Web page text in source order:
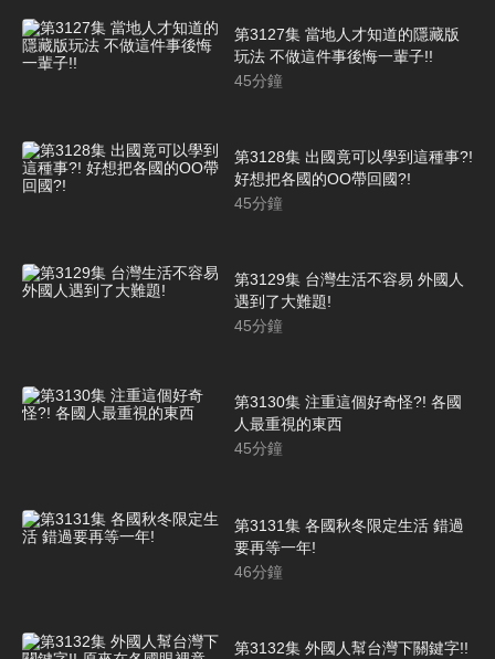
第3127集 當地人才知道的隱藏版
玩法 不做這件事後悔一輩子!!
45分鐘
第3128集 出國竟可以學到這種事?!
好想把各國的OO帶回國?!
45分鐘
第3129集 台灣生活不容易 外國人
遇到了大難題!
45分鐘
第3130集 注重這個好奇怪?! 各國
人最重視的東西
45分鐘
第3131集 各國秋冬限定生活 錯過
要再等一年!
46分鐘
第3132集 外國人幫台灣下關鍵字!!